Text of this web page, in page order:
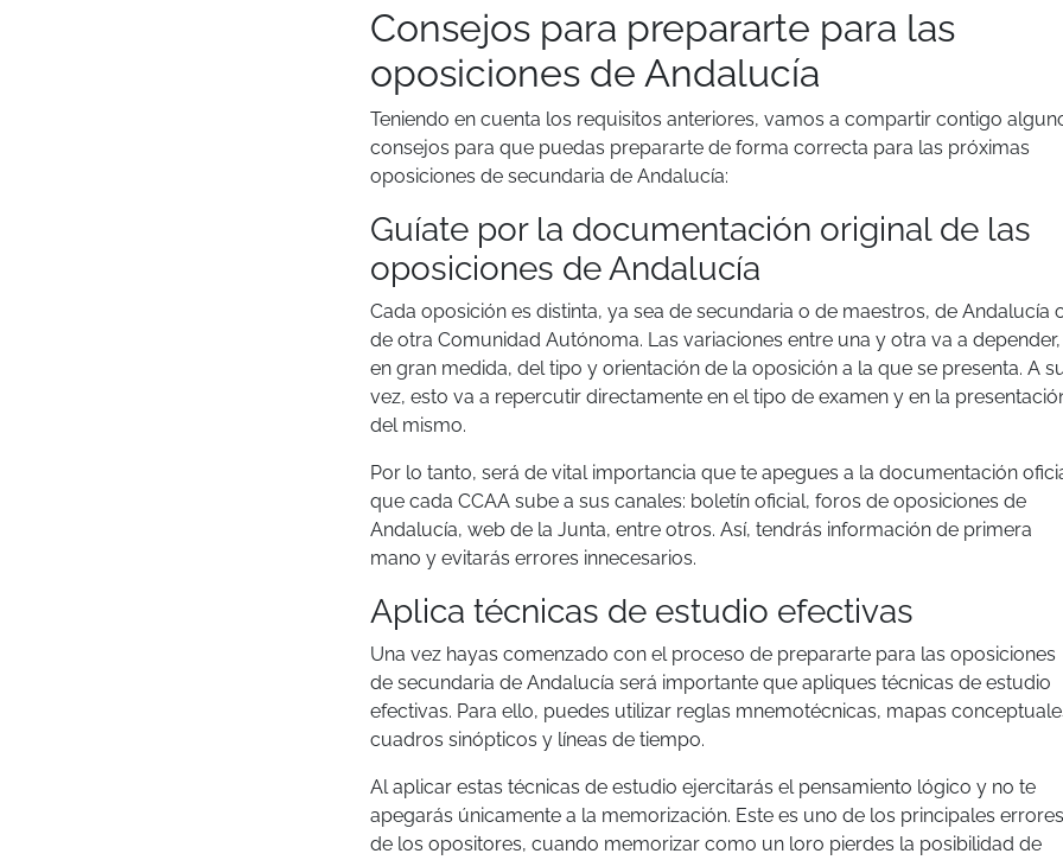
Consejos para prepararte para las
oposiciones de Andalucía
Teniendo en cuenta los requisitos anteriores, vamos a compartir contigo
consejos para que puedas prepararte de forma correcta para las próximas
oposiciones de secundaria de Andalucía:
Guíate por la documentación original de las
oposiciones de Andalucía
Cada oposición es distinta, ya sea de secundaria o de maestros, de Andalucía
de otra Comunidad Autónoma. Las variaciones entre una y otra va a depender,
en gran medida, del tipo y orientación de la oposición a la que se presenta. A
vez, esto va a repercutir directamente en el tipo de examen y en la
del mismo.
Por lo tanto, será de vital importancia que te apegues a la documentación
que cada CCAA sube a sus canales: boletín oficial, foros de oposiciones de
Andalucía, web de la Junta, entre otros. Así, tendrás información de primera
mano y evitarás errores innecesarios.
Aplica técnicas de estudio efectivas
Una vez hayas comenzado con el proceso de prepararte para las oposiciones
de secundaria de Andalucía será importante que apliques técnicas de estudio
efectivas. Para ello, puedes utilizar reglas mnemotécnicas, mapas
cuadros sinópticos y líneas de tiempo.
Al aplicar estas técnicas de estudio ejercitarás el pensamiento lógico y no te
apegarás únicamente a la memorización. Este es uno de los principales errores
de los opositores, cuando memorizar como un loro pierdes la posibilidad de